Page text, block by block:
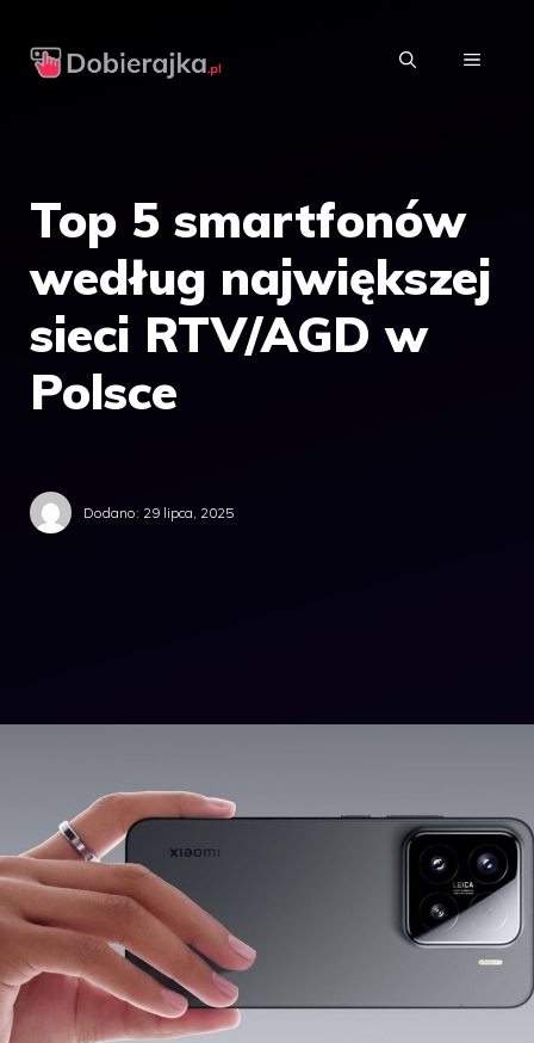
MENU
Top 5 smartfonów
według największej
sieci RTV/AGD w
Polsce
Dodano: 29 lipca, 2025